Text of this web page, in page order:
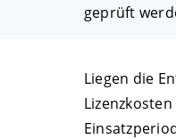
geprüft
Liegen die